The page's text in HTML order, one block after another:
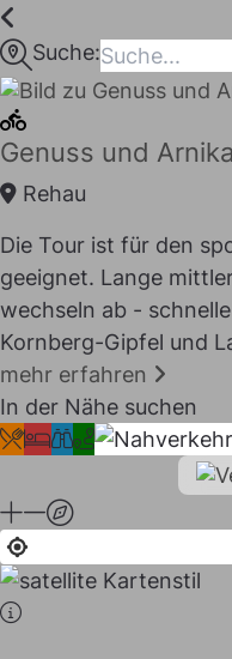
springen
maps
Suche:
Genuss und
Rehau
Die Tour ist für den
geeignet. Lange
wechseln ab -
Kornberg-Gipfel und
mehr erfahren
In der Nähe suchen
I